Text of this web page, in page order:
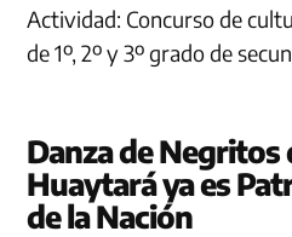
Actividad: Concurso de
de 1º, 2º y 3º grado de
Danza de Negritos
Huaytará ya es
de la Nación